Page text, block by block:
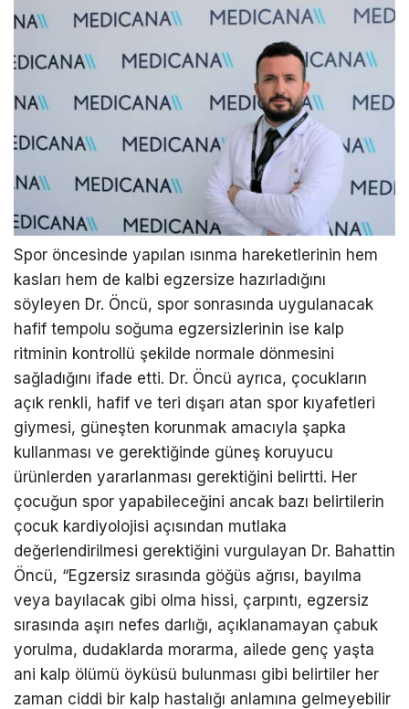
Spor öncesinde yapılan ısınma hareketlerinin hem
kasları hem de kalbi egzersize hazırladığını
söyleyen Dr. Öncü, spor sonrasında uygulanacak
hafif tempolu soğuma egzersizlerinin ise kalp
ritminin kontrollü şekilde normale dönmesini
sağladığını ifade etti. Dr. Öncü ayrıca, çocukların
açık renkli, hafif ve teri dışarı atan spor kıyafetleri
giymesi, güneşten korunmak amacıyla şapka
kullanması ve gerektiğinde güneş koruyucu
ürünlerden yararlanması gerektiğini belirtti. Her
çocuğun spor yapabileceğini ancak bazı belirtilerin
çocuk kardiyolojisi açısından mutlaka
değerlendirilmesi gerektiğini vurgulayan Dr. Bahattin
Öncü, “Egzersiz sırasında göğüs ağrısı, bayılma
veya bayılacak gibi olma hissi, çarpıntı, egzersiz
sırasında aşırı nefes darlığı, açıklanamayan çabuk
yorulma, dudaklarda morarma, ailede genç yaşta
ani kalp ölümü öyküsü bulunması gibi belirtiler her
zaman ciddi bir kalp hastalığı anlamına gelmeyebilir